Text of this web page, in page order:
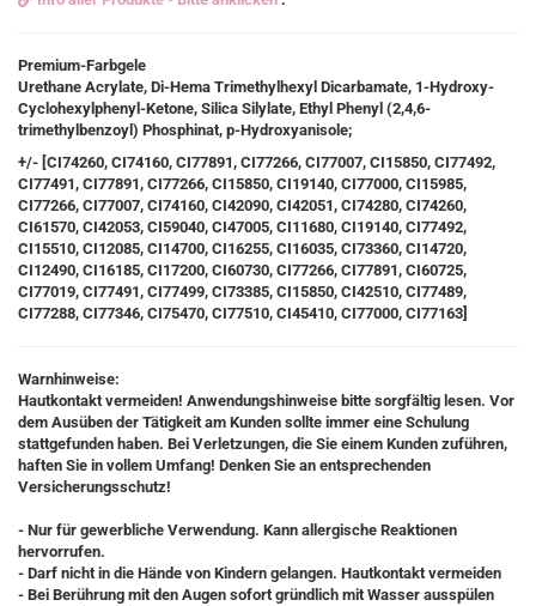
Premium-Farbgele
Urethane Acrylate, Di-Hema Trimethylhexyl Dicarbamate, 1-Hydroxy-
Cyclohexylphenyl-Ketone, Silica Silylate, Ethyl Phenyl (2,4,6-
trimethylbenzoyl) Phosphinat, p-Hydroxyanisole;
+/- [CI74260, CI74160, CI77891, CI77266, CI77007, CI15850, CI77492,
CI77491, CI77891, CI77266, CI15850, CI19140, CI77000, CI15985,
CI77266, CI77007, CI74160, CI42090, CI42051, CI74280, CI74260,
CI61570, CI42053, CI59040, CI47005, CI11680, CI19140, CI77492,
CI15510, CI12085, CI14700, CI16255, CI16035, CI73360, CI14720,
CI12490, CI16185, CI17200, CI60730, CI77266, CI77891, CI60725,
CI77019, CI77491, CI77499, CI73385, CI15850, CI42510, CI77489,
CI77288, CI77346, CI75470, CI77510, CI45410, CI77000, CI77163]
Warnhinweise:
Hautkontakt vermeiden! Anwendungshinweise bitte sorgfältig lesen. Vor
dem Ausüben der Tätigkeit am Kunden sollte immer eine Schulung
stattgefunden haben. Bei Verletzungen, die Sie einem Kunden zuführen,
haften Sie in vollem Umfang! Denken Sie an entsprechenden
Versicherungsschutz!
- Nur für gewerbliche Verwendung. Kann allergische Reaktionen
hervorrufen.
- Darf nicht in die Hände von Kindern gelangen. Hautkontakt vermeiden
- Bei Berührung mit den Augen sofort gründlich mit Wasser ausspülen